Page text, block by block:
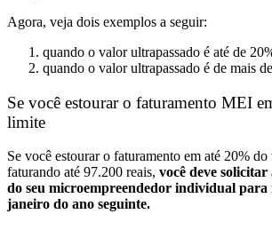
Agora, veja dois exemplos a seguir:
quando o valor ultrapassado é até de
quando o valor ultrapassado é de mais
Se você estourar o faturamento MEI
limite
Se você estourar o faturamento em até 20%
faturando até 97.200 reais, você deve
do seu microempreendedor individual para
janeiro do ano seguinte.